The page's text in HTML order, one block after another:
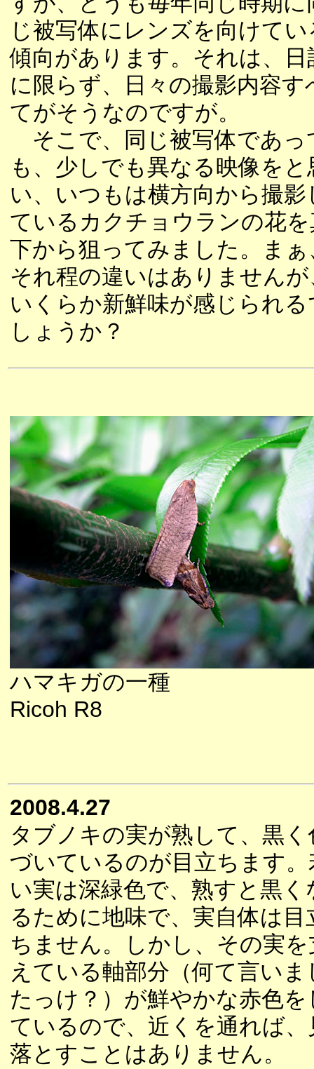
じ被写体にレンズを向けてい
傾向があります。それは、日
に限らず、日々の撮影内容す
てがそうなのですが。
そこで、同じ被写体であっ
も、少しでも異なる映像をと
い、いつもは横方向から撮影
ているカクチョウランの花
下から狙ってみました。まぁ
それ程の違いはありませんが
いくらか新鮮味が感じられる
しょうか？
ハマキガの一種
Ricoh R8
2008.4.27
タブノキの実が熟して、黒く
づいているのが目立ちます。
い実は深緑色で、熟すと黒く
るために地味で、実自体は目
ちません。しかし、その実を
えている軸部分（何て言いま
たっけ？）が鮮やかな赤色を
ているので、近くを通れば、
落とすことはありません。